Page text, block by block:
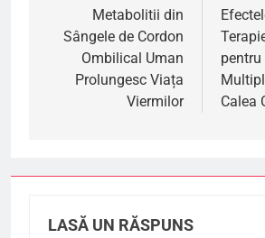
articole
Metabolitii din
Sângele de Cordon
Ombilical Uman
Prolungesc Viața
Viermilor
Calea
LASĂ UN RĂSPUNS